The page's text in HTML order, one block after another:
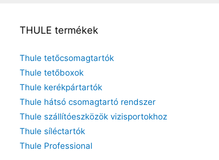
THULE termékek
Thule tetőcsomagtartók
Thule tetőboxok
Thule kerékpártartók
Thule hátsó csomagtartó rendszer
Thule szállítóeszközök vizisportokhoz
Thule síléctartók
Thule Professional